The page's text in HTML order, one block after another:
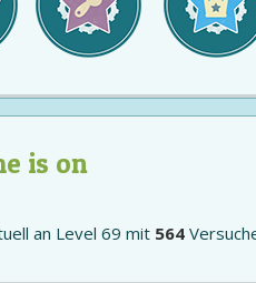
is on
an Level 69 mit 564